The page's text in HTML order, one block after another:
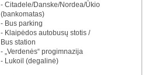
- Citadele/Danske/Nordea/Ūkio
(bankomatas)
- Bus parking
- Klaipėdos autobusų stotis /
Bus station
- „Verdenės“ progimnazija
- Lukoil (degalinė)